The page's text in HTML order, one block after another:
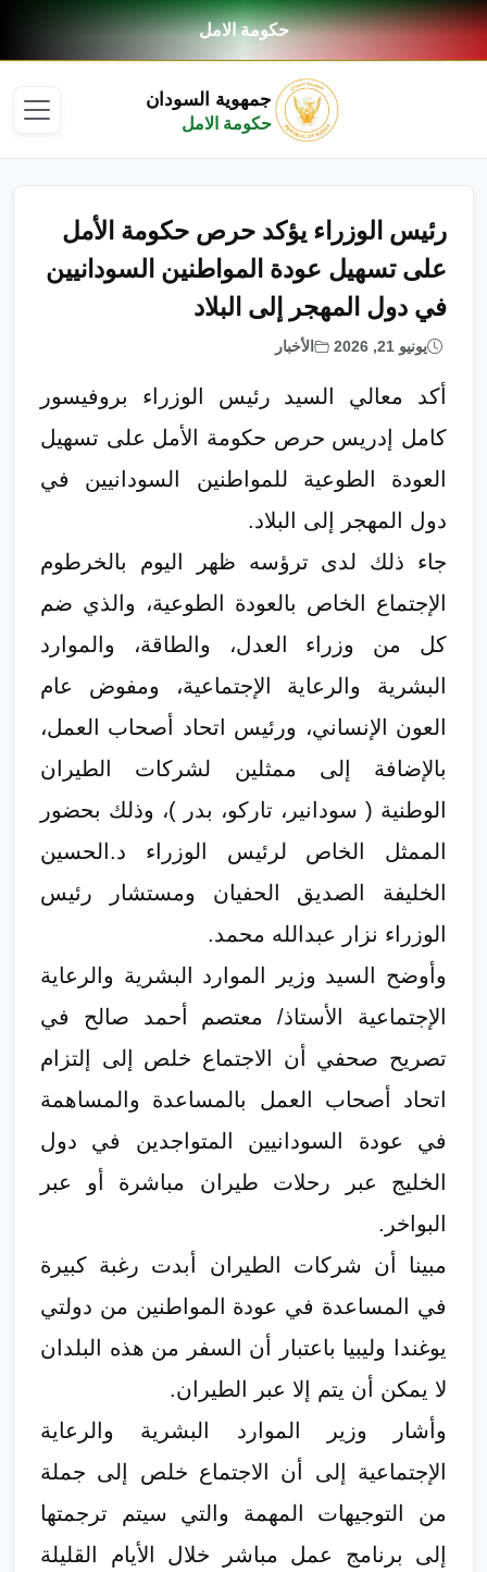
حكومة الامل
جمهوية السودان
حكومة الامل
رئيس الوزراء يؤكد حرص حكومة الأمل
على تسهيل عودة المواطنين السودانيين
في دول المهجر إلى البلاد
يونيو 21, 2026 الأخبار
أكد معالي السيد رئيس الوزراء بروفيسور
كامل إدريس حرص حكومة الأمل على تسهيل
العودة الطوعية للمواطنين السودانيين في
دول المهجر إلى البلاد.
جاء ذلك لدى ترؤسه ظهر اليوم بالخرطوم
الإجتماع الخاص بالعودة الطوعية، والذي ضم
كل من وزراء العدل، والطاقة، والموارد
البشرية والرعاية الإجتماعية، ومفوض عام
العون الإنساني، ورئيس اتحاد أصحاب العمل،
بالإضافة إلى ممثلين لشركات الطيران
الوطنية ( سودانير، تاركو، بدر )، وذلك بحضور
الممثل الخاص لرئيس الوزراء د.الحسين
الخليفة الصديق الحفيان ومستشار رئيس
الوزراء نزار عبدالله محمد.
وأوضح السيد وزير الموارد البشرية والرعاية
الإجتماعية الأستاذ/ معتصم أحمد صالح في
تصريح صحفي أن الاجتماع خلص إلى إلتزام
اتحاد أصحاب العمل بالمساعدة والمساهمة
في عودة السودانيين المتواجدين في دول
الخليج عبر رحلات طيران مباشرة أو عبر
البواخر.
مبينا أن شركات الطيران أبدت رغبة كبيرة
في المساعدة في عودة المواطنين من دولتي
يوغندا وليبيا باعتبار أن السفر من هذه البلدان
لا يمكن أن يتم إلا عبر الطيران.
وأشار وزير الموارد البشرية والرعاية
الإجتماعية إلى أن الاجتماع خلص إلى جملة
من التوجيهات المهمة والتي سيتم ترجمتها
إلى برنامج عمل مباشر خلال الأيام القليلة